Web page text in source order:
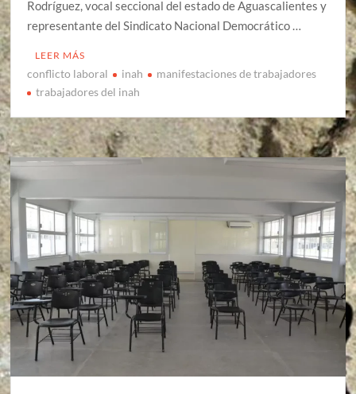
Rodríguez, vocal seccional del estado de Aguascalientes y
representante del Sindicato Nacional Democrático …
LEER MÁS
conflicto laboral inah
manifestaciones de trabajadores
trabajadores del inah